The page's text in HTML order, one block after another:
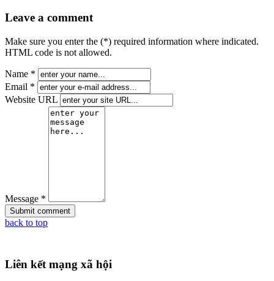
Leave a comment
Make sure you enter the (*) required information where indicated.
HTML code is not allowed.
Name *
Email *
Website URL
Message *
back to top
Liên kết mạng xã hội